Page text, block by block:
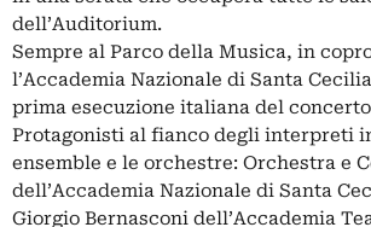
dell’Auditorium.
Sempre al Parco della Musica, in
l’Accademia Nazionale di Santa
prima esecuzione italiana del
Protagonisti al fianco degli interpreti
ensemble e le orchestre: Orchestra e
dell’Accademia Nazionale di Santa
Giorgio Bernasconi dell’Accademia